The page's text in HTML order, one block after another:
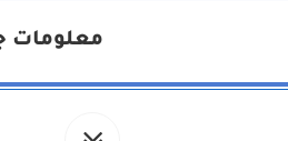
معلومات